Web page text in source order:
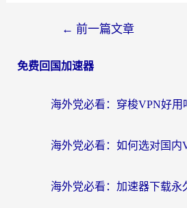
← 前一篇文章
免费回国加速器